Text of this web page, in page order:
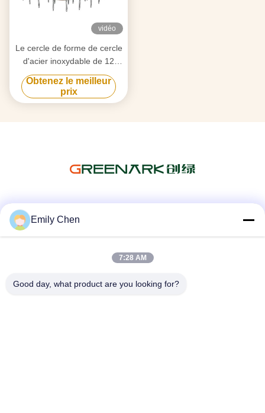
vidéo
Le cercle de forme de cercle
d'acier inoxydable de 12
sièges forment le Tableau
japonais de Teppanyaki
Obtenez le meilleur
prix
Emily Chen
7:28 AM
Good day, what product are you looking for?